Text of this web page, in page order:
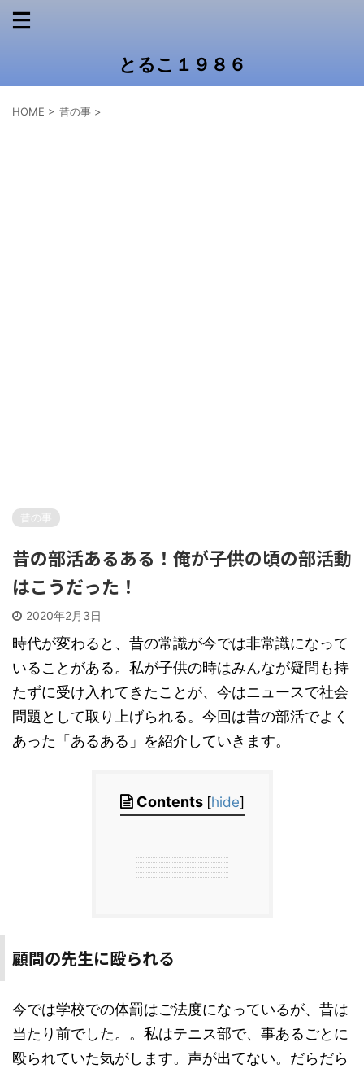
とるこ１９８６
HOME > 昔の事 >
昔の事
昔の部活あるある！俺が子供の頃の部活動
はこうだった！
2020年2月3日
時代が変わると、昔の常識が今では非常識になって
いることがある。私が子供の時はみんなが疑問も持
たずに受け入れてきたことが、今はニュースで社会
問題として取り上げられる。今回は昔の部活でよく
あった「あるある」を紹介していきます。
Contents [hide]
顧問の先生に殴られる
今では学校での体罰はご法度になっているが、昔は
当たり前でした。。私はテニス部で、事あるごとに
殴られていた気がします。声が出てない。だらだら